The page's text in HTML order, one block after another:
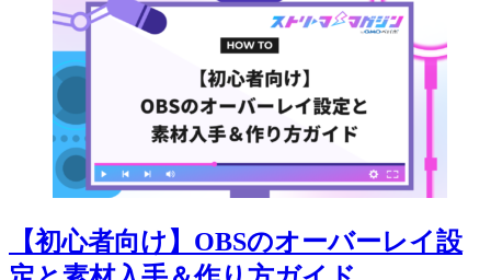
【初心者向け】OBSのオーバーレイ設